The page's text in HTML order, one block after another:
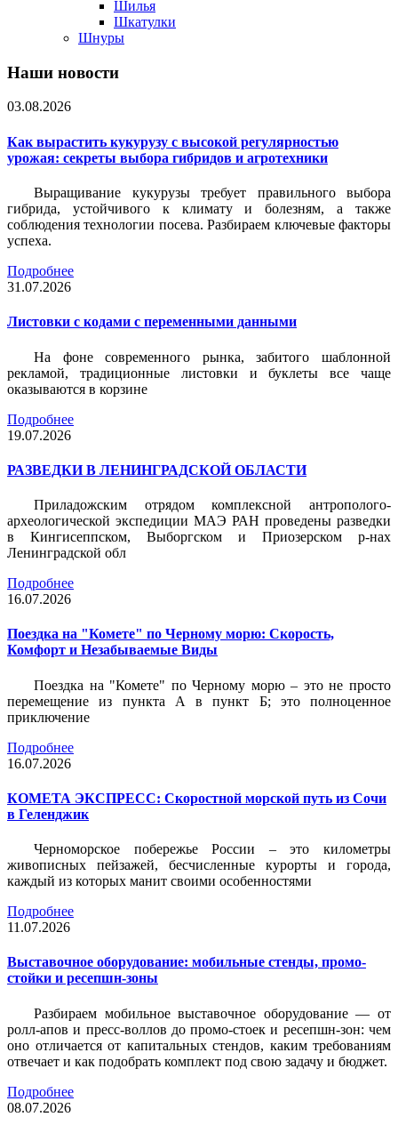
Шилья
Шкатулки
Шнуры
Наши новости
03.08.2026
Как вырастить кукурузу с высокой регулярностью
урожая: секреты выбора гибридов и агротехники
Выращивание кукурузы требует правильного выбора
гибрида, устойчивого к климату и болезням, а также
соблюдения технологии посева. Разбираем ключевые факторы
успеха.
Подробнее
31.07.2026
Листовки c кодами с переменными данными
На фоне современного рынка, забитого шаблонной
рекламой, традиционные листовки и буклеты все чаще
оказываются в корзине
Подробнее
19.07.2026
РАЗВЕДКИ В ЛЕНИНГРАДСКОЙ ОБЛАСТИ
Приладожским отрядом комплексной антрополого-
археологической экспедиции МАЭ РАН проведены разведки
в Кингисеппском, Выборгском и Приозерском р-нах
Ленинградской обл
Подробнее
16.07.2026
Поездка на "Комете" по Черному морю: Скорость,
Комфорт и Незабываемые Виды
Поездка на "Комете" по Черному морю – это не просто
перемещение из пункта А в пункт Б; это полноценное
приключение
Подробнее
16.07.2026
КОМЕТА ЭКСПРЕСС: Скоростной морской путь из Сочи
в Геленджик
Черноморское побережье России – это километры
живописных пейзажей, бесчисленные курорты и города,
каждый из которых манит своими особенностями
Подробнее
11.07.2026
Выставочное оборудование: мобильные стенды, промо-
стойки и ресепшн-зоны
Разбираем мобильное выставочное оборудование — от
ролл-апов и пресс-воллов до промо-стоек и ресепшн-зон: чем
оно отличается от капитальных стендов, каким требованиям
отвечает и как подобрать комплект под свою задачу и бюджет.
Подробнее
08.07.2026